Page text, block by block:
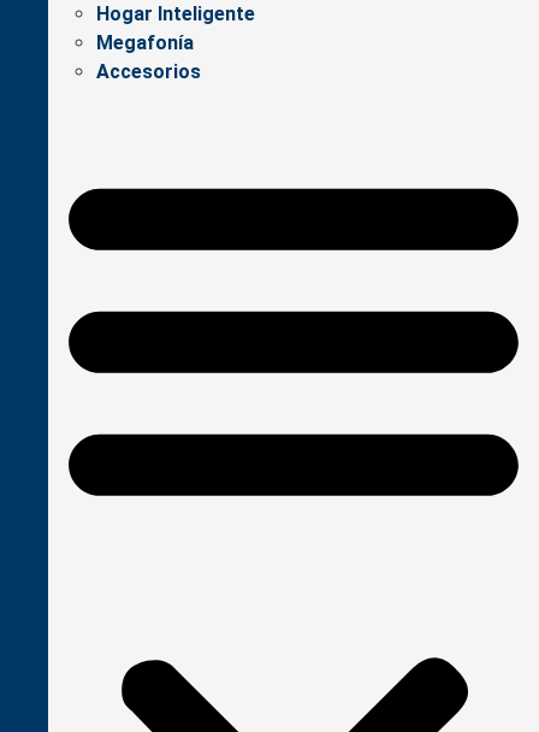
Hogar Inteligente
Megafonía
Accesorios